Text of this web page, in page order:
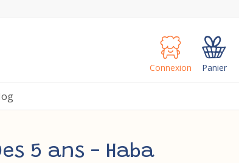
Connexion Panier
5 ans - Haba